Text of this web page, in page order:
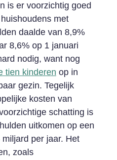
is er voorzichtig goed
met
daalde van 8,9%
8,6% op 1 januari
nodig, want nog
tien kinderen op in
gezin. Tegelijk
kosten van
schatting is
uitkomen op een
per jaar. Het
zoals